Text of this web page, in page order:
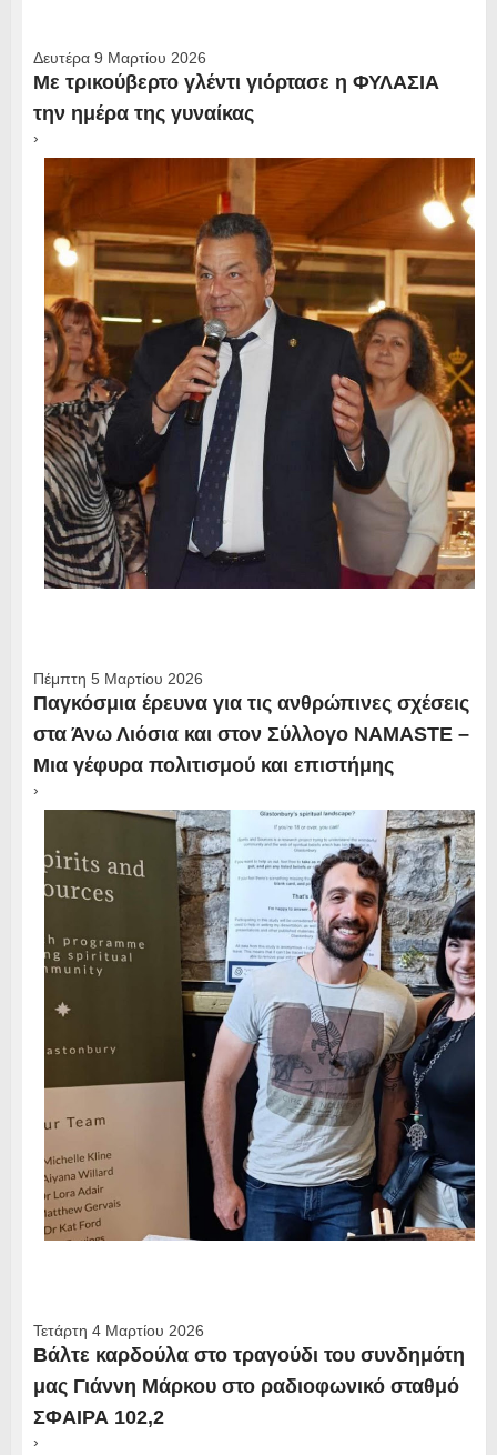
Δευτέρα 9 Μαρτίου 2026
Με τρικούβερτο γλέντι γιόρτασε η ΦΥΛΑΣΙΑ
την ημέρα της γυναίκας
›
Πέμπτη 5 Μαρτίου 2026
Παγκόσμια έρευνα για τις ανθρώπινες σχέσεις
στα Άνω Λιόσια και στον Σύλλογο NAMASTE –
Μια γέφυρα πολιτισμού και επιστήμης
›
Τετάρτη 4 Μαρτίου 2026
Βάλτε καρδούλα στο τραγούδι του συνδημότη
μας Γιάννη Μάρκου στο ραδιοφωνικό σταθμό
ΣΦΑΙΡΑ 102,2
›